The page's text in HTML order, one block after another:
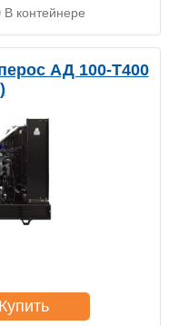
В контейнере
АД 100-Т400
Купить